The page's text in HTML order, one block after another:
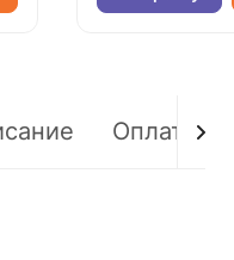
Оплата